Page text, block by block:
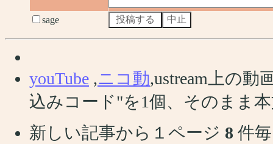
sage
youTube ,ニコ動,ustream上の
込みコード"を1個、そのまま
新しい記事から１ページ 8 件